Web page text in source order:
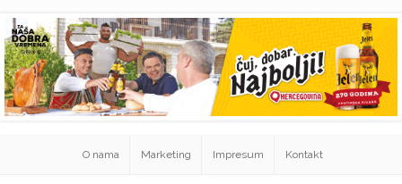
O nama Marketing Impresum Kontakt